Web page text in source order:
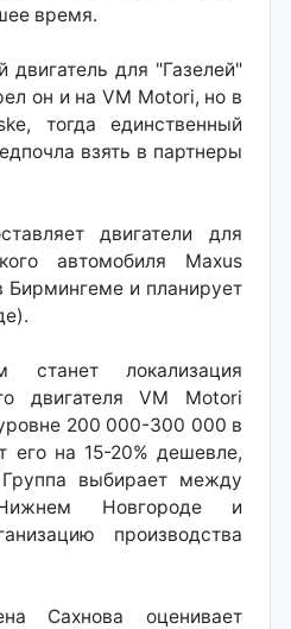
время.
двигатель для "Газелей"
он и на VM Motori, но в
тогда единственный
взять в партнеры
двигатели для
автомобиля Maxus
Бирмингеме и планирует
локализация
двигателя VM Motori
200 000-300 000 в
его на 15-20% дешевле,
Группа выбирает между
Новгороде и
производства
Сахнова оценивает